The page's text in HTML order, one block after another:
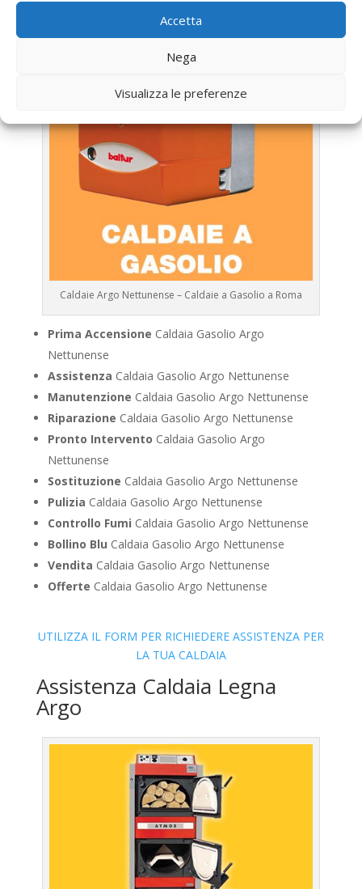
Accetta
Nega
Visualizza le preferenze
Caldaie Argo Nettunense – Caldaie a Gasolio a Roma
Prima Accensione Caldaia Gasolio Argo
Nettunense
Assistenza Caldaia Gasolio Argo Nettunense
Manutenzione Caldaia Gasolio Argo Nettunense
Riparazione Caldaia Gasolio Argo Nettunense
Pronto Intervento Caldaia Gasolio Argo
Nettunense
Sostituzione Caldaia Gasolio Argo Nettunense
Pulizia Caldaia Gasolio Argo Nettunense
Controllo Fumi Caldaia Gasolio Argo Nettunense
Bollino Blu Caldaia Gasolio Argo Nettunense
Vendita Caldaia Gasolio Argo Nettunense
Offerte Caldaia Gasolio Argo Nettunense
UTILIZZA IL FORM PER RICHIEDERE ASSISTENZA PER
LA TUA CALDAIA
Assistenza Caldaia Legna
Argo